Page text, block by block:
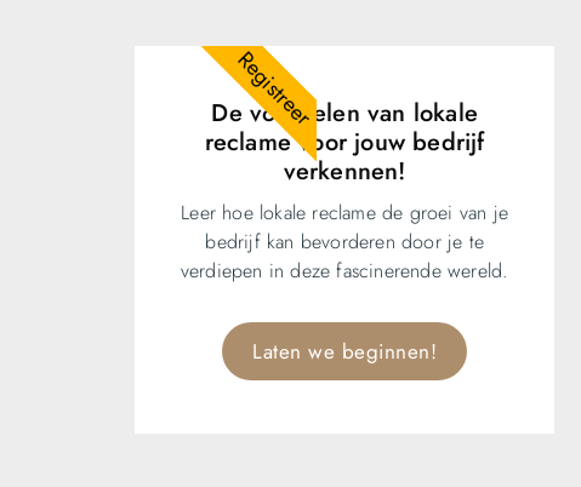
De voordelen van lokale
reclame voor jouw bedrijf
verkennen!
Leer hoe lokale reclame de groei van je
bedrijf kan bevorderen door je te
verdiepen in deze fascinerende wereld.
Laten we beginnen!
Registreer